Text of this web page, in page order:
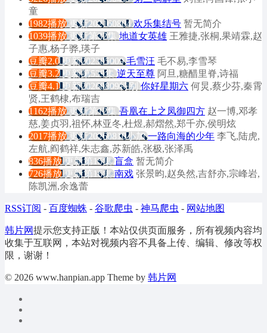
童
1982播放 更新202160804 欢乐集结号 暂无简介
1039播放 更新第32集 地道女英雄 王雅捷,张桐,果靖霖,赵
子惠,杨子骅,瑛子
豆瓣2.0 更新202305009 毛雪汪 毛不易,李雪琴
豆瓣3.2 更新第539集 逆天至尊 阿旦,糖醋里脊,诗福
豆瓣4.1 更新20260809特别 你好星期六 何炅,蔡少芬,秦霄
贤,王鹤棣,布瑞吉
1162播放 更新第12集 吾凰在上之凤御四方 赵一博,邓孝
慈,姜贞羽,祖怀,林亚冬,杜煜,郝熠然,郑千亦,侯明炫
2017播放 更新20260810小加 一路向海的少年 李飞,陆虎,
左航,阎鹤祥,朱志鑫,苏新皓,张极,张泽禹
836播放 更新第15集 盲盒 暂无简介
726播放 更新第16集 南戏 张景昀,赵奂然,吉舒亦,宗峰岩,
陈凯洲,余逸蕾
RSS订阅 - 百度蜘蛛 - 谷歌爬虫 - 神马爬虫 - 网站地图
韩片网提示您支持正版！本站仅供页面服务，所有视频内容均
收集于互联网，本站对视频内容不具备上传、编辑、修改等权
限，谢谢！
© 2026 www.hanpian.app Theme by 韩片网